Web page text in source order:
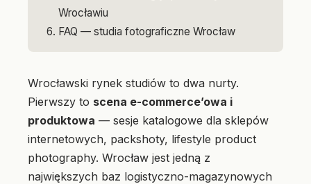
Wrocławiu
FAQ — studia fotograficzne Wrocław
Wrocławski rynek studiów to dwa nurty.
Pierwszy to scena e-commerce’owa i
produktowa — sesje katalogowe dla sklepów
internetowych, packshoty, lifestyle product
photography. Wrocław jest jedną z
największych baz logistyczno-magazynowych